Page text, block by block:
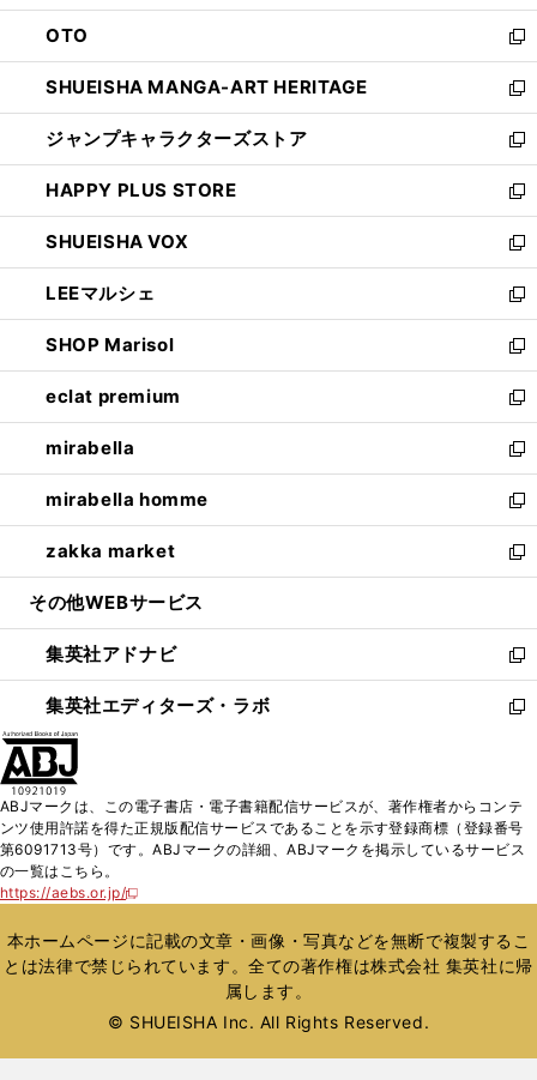
ウ
で
開
く
ン
ド
ウ
で
開
く
OTO
新
し
い
ウ
ィ
ン
ド
ウ
で
開
く
SHUEISHA MANGA-ART HERITAGE
新
し
い
ウ
ィ
ン
ド
ウ
で
開
く
ジャンプキャラクターズストア
新
し
い
ウ
ィ
ン
ド
ウ
で
開
く
HAPPY PLUS STORE
新
し
い
ウ
ィ
ン
ド
ウ
で
開
く
SHUEISHA VOX
新
し
い
ウ
ィ
ン
ド
ウ
で
開
く
LEEマルシェ
新
し
い
ウ
ィ
ン
ド
ウ
で
開
く
SHOP Marisol
新
し
い
ウ
ィ
ン
ド
ウ
で
開
eclat premium
新
し
い
ウ
ィ
ン
ド
ウ
開
く
mirabella
新
し
い
ウ
ィ
ン
ウ
で
開
く
mirabella homme
新
し
い
ウ
ン
ド
ウ
で
zakka market
新
し
ウ
ィ
ン
ド
く
その他WEBサービス
集英社アドナビ
新
し
い
ド
ウ
で
集英社エディターズ・ラボ
新
ィ
ン
ド
開
く
ABJマークは、この電子書店・電子書籍配信サービスが、著作権者からコンテ
ンツ使用許諾を得た正規版配信サービスであることを示す登録商標（登録番号
第6091713号）です。ABJマークの詳細、ABJマークを掲示しているサービス
の一覧はこちら。
https://aebs.or.jp/
新
い
ウ
ィ
ウ
本ホームページに記載の文章・画像・写真などを無断で複製するこ
とは法律で禁じられています。全ての著作権は株式会社 集英社に帰
属します。
© SHUEISHA Inc. All Rights Reserved.